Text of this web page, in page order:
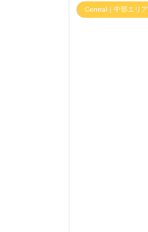
Central｜中部エリア